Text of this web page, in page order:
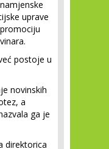
uprave
postoje u
novinskih
a
ga je
direktorica